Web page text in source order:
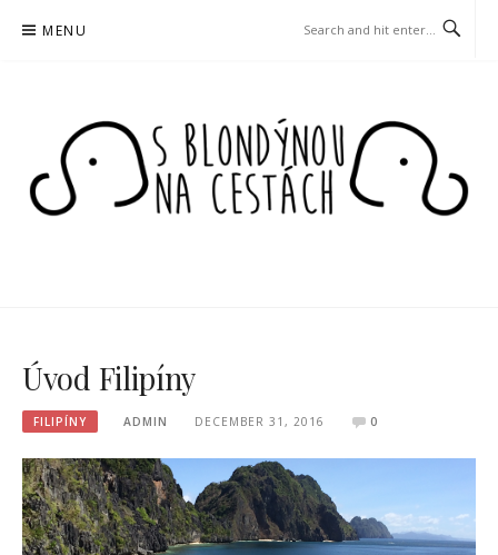
MENU
Úvod Filipíny
FILIPÍNY ADMIN DECEMBER 31, 2016 0